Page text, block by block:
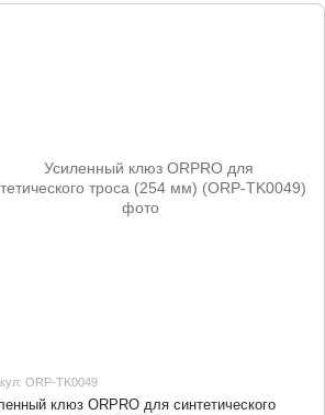
ORP-TK0049
клюз ORPRO для синтетического